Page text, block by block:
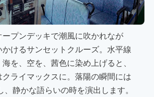
プンデッキで潮風に吹かれなが
けるサンセットクルーズ。水平線
を、空を、茜色に染め上げると、
ライマックスに。落陽の瞬間には
静かな語らいの時を演出します。